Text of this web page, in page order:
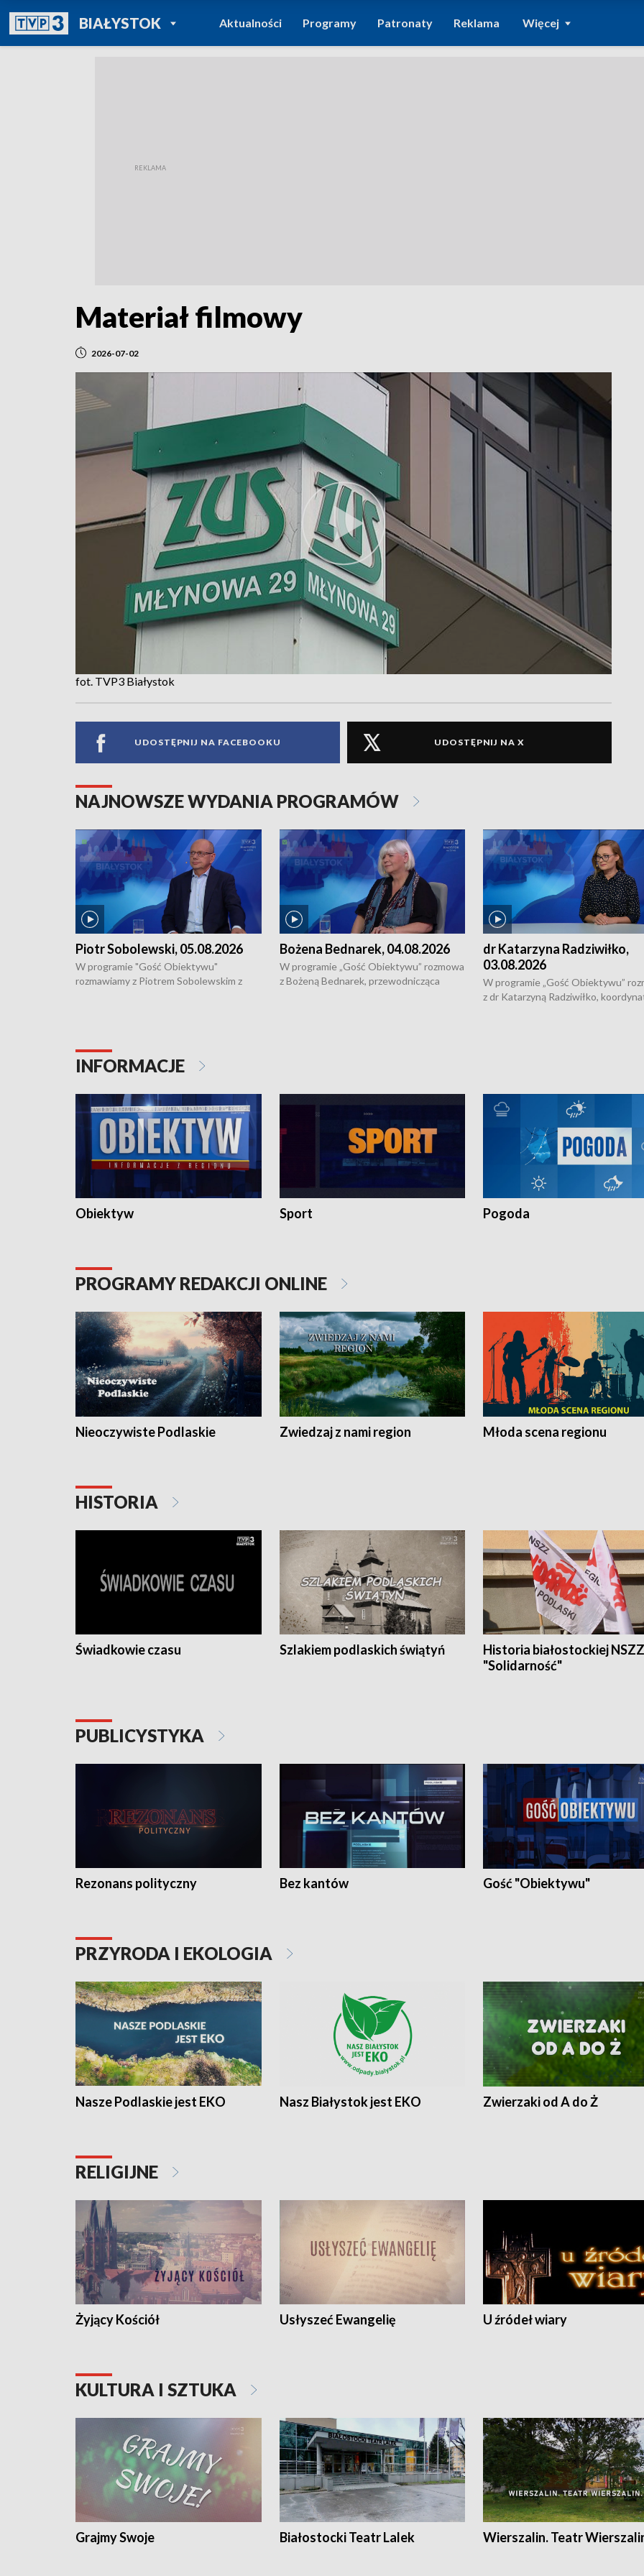
BIAŁYSTOKPOWRÓT DO
TVP REGIONY
Aktualności Programy Patronaty Reklama Więcej
Materiał filmowy
2026-07-02
fot. TVP3 Białystok
UDOSTĘPNIJ NA FACEBOOKU UDOSTĘPNIJ NA X
NAJNOWSZE WYDANIA PROGRAMÓW
Piotr Sobolewski, 05.08.2026
W programie "Gość Obiektywu"
rozmawiamy z Piotrem Sobolewskim z
Bożena Bednarek, 04.08.2026
W programie „Gość Obiektywu” rozmowa
z Bożeną Bednarek, przewodnicząca
dr Katarzyna Radziwiłko,
03.08.2026
W programie „Gość Obiektywu”
z dr Katarzyną Radziwiłko,
INFORMACJE
Obiektyw Sport Pogoda
PROGRAMY REDAKCJI ONLINE
Nieoczywiste Podlaskie Zwiedzaj z nami region Młoda scena regionu
HISTORIA
Świadkowie czasu Szlakiem podlaskich świątyń
Historia białostockiej NSZZ
"Solidarność"
PUBLICYSTYKA
Rezonans polityczny Bez kantów Gość "Obiektywu"
PRZYRODA I EKOLOGIA
Nasze Podlaskie jest EKO Nasz Białystok jest EKO Zwierzaki od A do Ż
RELIGIJNE
Żyjący Kościół Usłyszeć Ewangelię U źródeł wiary
KULTURA I SZTUKA
Grajmy Swoje Białostocki Teatr Lalek Wierszalin. Teatr